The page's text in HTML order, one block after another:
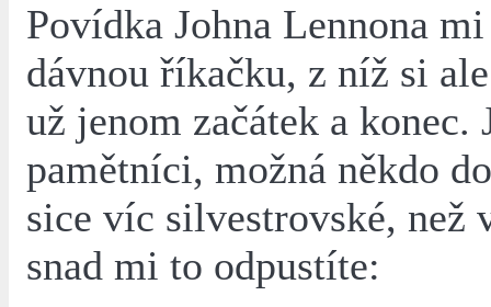
Povídka Johna Lennona
dávnou říkačku, z níž si
už jenom začátek a konec.
pamětníci, možná někdo
sice víc silvestrovské, než
snad mi to odpustíte: